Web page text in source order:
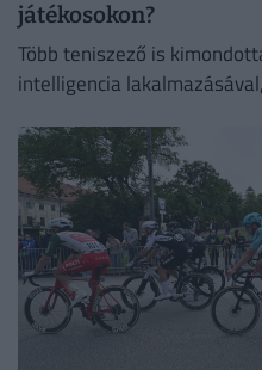
játékosokon?
Több teniszező is
intelligencia